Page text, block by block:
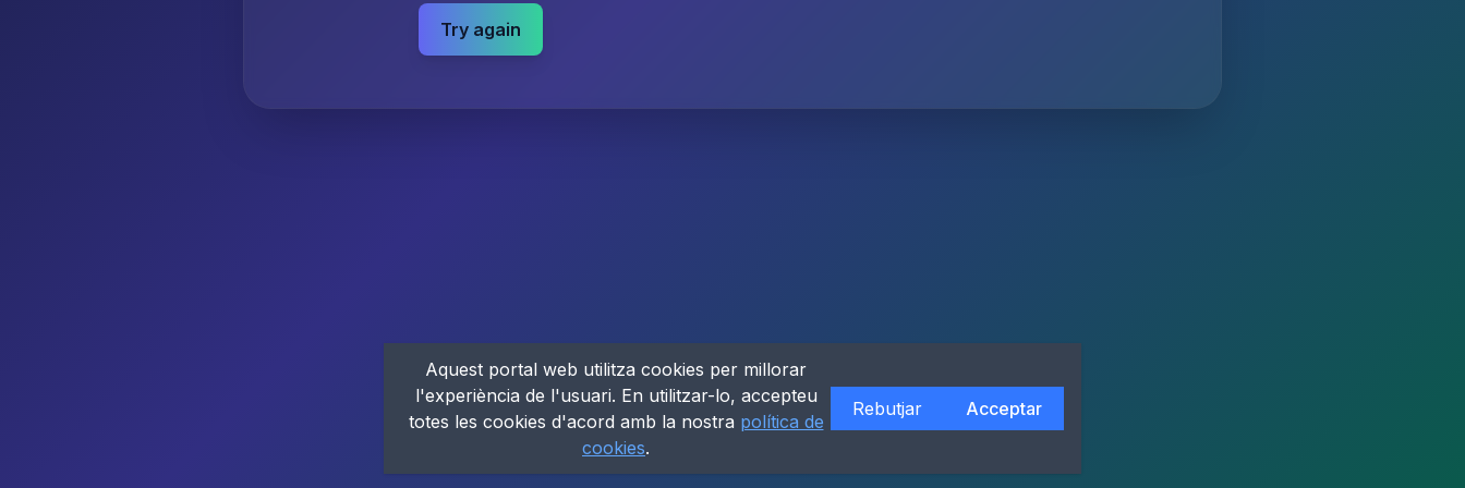
Try again
Aquest portal web utilitza cookies per millorar
l'experiència de l'usuari. En utilitzar-lo, accepteu
totes les cookies d'acord amb la nostra política de
cookies.
Rebutjar Acceptar